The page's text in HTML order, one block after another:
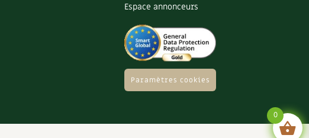
Espace annonceurs
Paramètres cookies
0